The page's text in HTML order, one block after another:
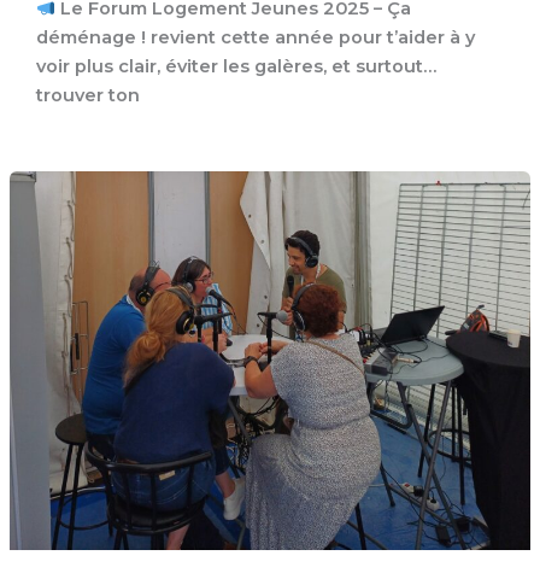
Le Forum Logement Jeunes 2025 – Ça
déménage ! revient cette année pour t’aider à y
voir plus clair, éviter les galères, et surtout…
trouver ton